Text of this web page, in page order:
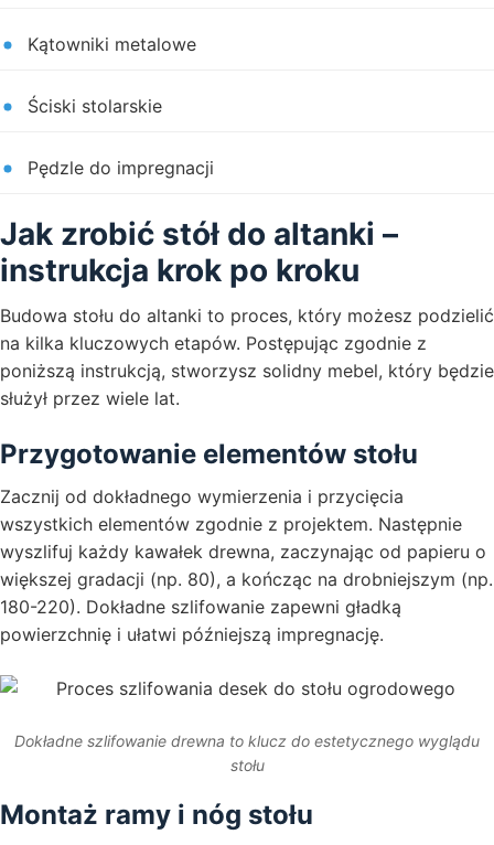
Kątowniki metalowe
Ściski stolarskie
Pędzle do impregnacji
Jak zrobić stół do altanki –
instrukcja krok po kroku
Budowa stołu do altanki to proces, który możesz podzielić
na kilka kluczowych etapów. Postępując zgodnie z
poniższą instrukcją, stworzysz solidny mebel, który będzie
służył przez wiele lat.
Przygotowanie elementów stołu
Zacznij od dokładnego wymierzenia i przycięcia
wszystkich elementów zgodnie z projektem. Następnie
wyszlifuj każdy kawałek drewna, zaczynając od papieru o
większej gradacji (np. 80), a kończąc na drobniejszym (np.
180-220). Dokładne szlifowanie zapewni gładką
powierzchnię i ułatwi późniejszą impregnację.
Dokładne szlifowanie drewna to klucz do estetycznego wyglądu
stołu
Montaż ramy i nóg stołu